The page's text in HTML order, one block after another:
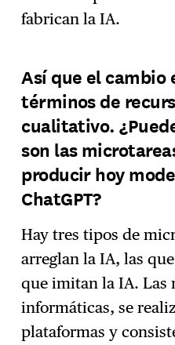
fabrican la IA.
Así que el
términos de
cualitativo.
son las
producir hoy
ChatGPT?
Hay tres tipos de
arreglan la IA, las
que imitan la IA. Las
informáticas, se
plataformas y